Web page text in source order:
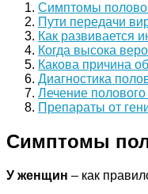
Симптомы
Пути передачи
Как развивается
Когда высока
Какова причина
Диагностика
Лечение полового
Препараты от
Симптомы
У женщин – как